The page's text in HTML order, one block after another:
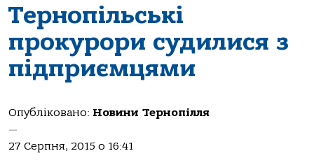
Тернопільські
прокурори судилися з
підприємцями
Опубліковано: Новини Тернопілля
—
27 Серпня, 2015 о 16:41